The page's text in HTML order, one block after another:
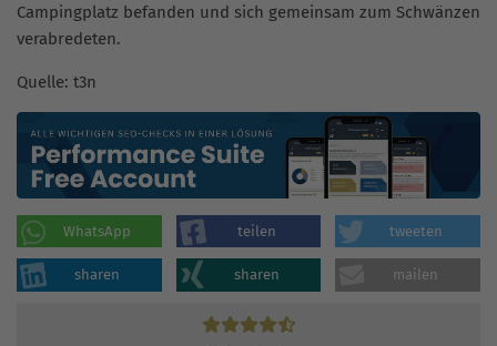
Campingplatz befanden und sich gemeinsam zum Schwänzen
verabredeten.
Quelle: t3n
WhatsApp teilen tweeten
sharen sharen mailen